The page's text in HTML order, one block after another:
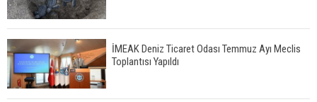
İMEAK Deniz Ticaret Odası Temmuz Ayı Meclis
Toplantısı Yapıldı